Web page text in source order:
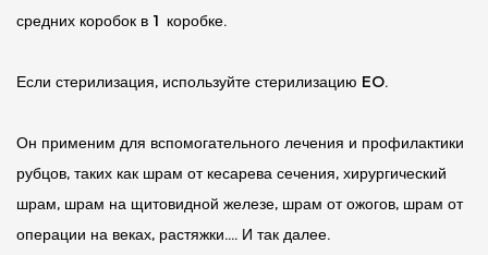
средних коробок в 1 коробке.
Если стерилизация, используйте стерилизацию EO.
Он применим для вспомогательного лечения и профилактики
рубцов, таких как шрам от кесарева сечения, хирургический
шрам, шрам на щитовидной железе, шрам от ожогов, шрам от
операции на веках, растяжки…. И так далее.